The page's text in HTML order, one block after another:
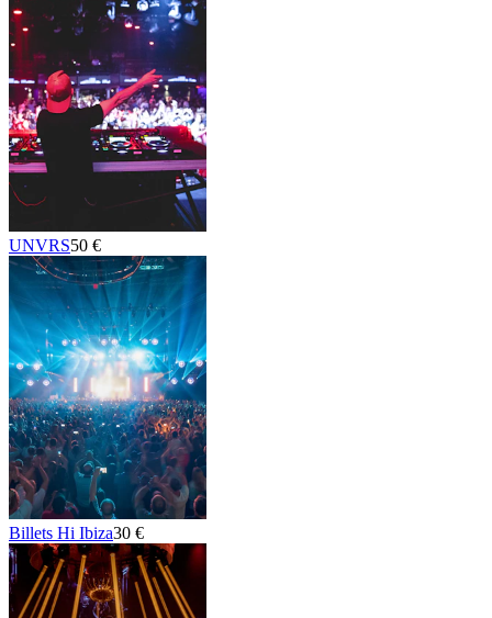
UNVRS50 €
Billets Hi Ibiza30 €